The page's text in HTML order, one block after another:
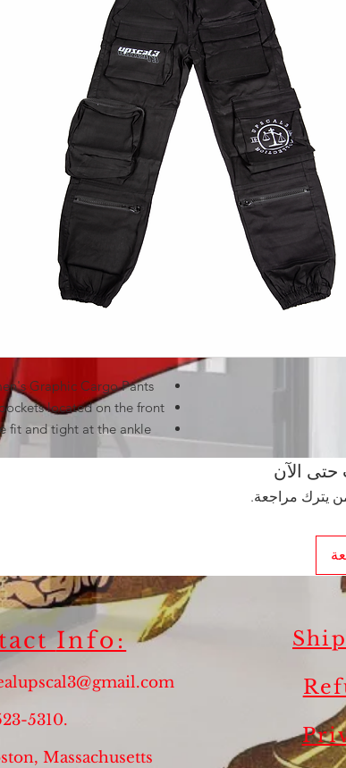
Graphic Cargo Pants
located on the front
fit and tight at the ankle
حتى الآن
يترك مراجعة.
Info:
523-5310.
Massachusetts